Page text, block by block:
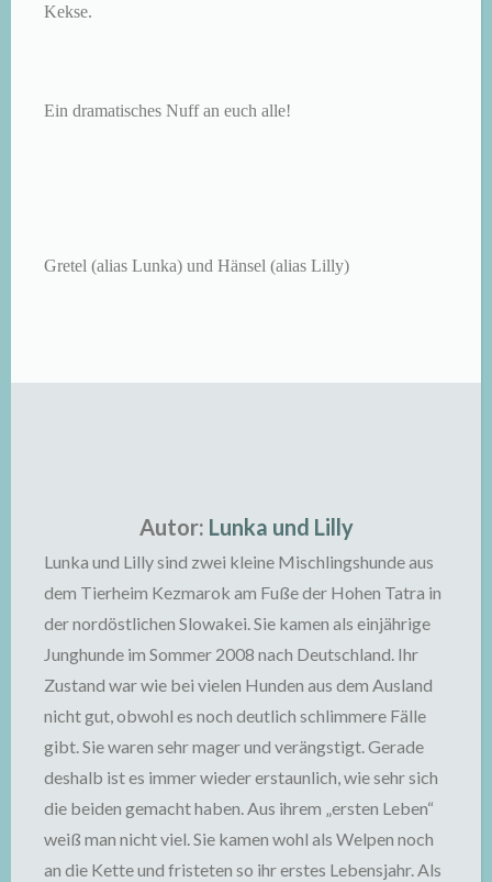
Kekse.
Ein dramatisches Nuff an euch alle!
Gretel (alias Lunka) und Hänsel (alias Lilly)
Autor: Lunka und Lilly
Lunka und Lilly sind zwei kleine Mischlingshunde aus
dem Tierheim Kezmarok am Fuße der Hohen Tatra in
der nordöstlichen Slowakei. Sie kamen als einjährige
Junghunde im Sommer 2008 nach Deutschland. Ihr
Zustand war wie bei vielen Hunden aus dem Ausland
nicht gut, obwohl es noch deutlich schlimmere Fälle
gibt. Sie waren sehr mager und verängstigt. Gerade
deshalb ist es immer wieder erstaunlich, wie sehr sich
die beiden gemacht haben. Aus ihrem „ersten Leben“
weiß man nicht viel. Sie kamen wohl als Welpen noch
an die Kette und fristeten so ihr erstes Lebensjahr. Als